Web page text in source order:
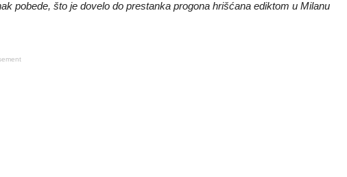
pobede, što je dovelo do prestanka progona hrišćana ediktom u Milanu